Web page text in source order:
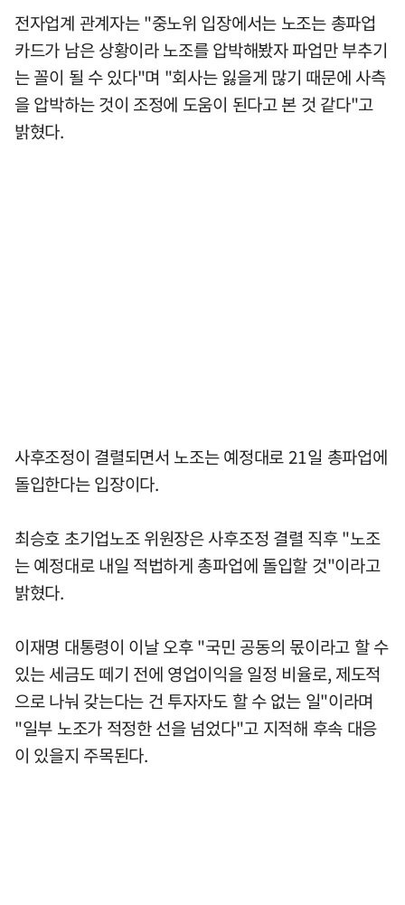
전자업계 관계자는 "중노위 입장에서는 노조는 총파업
카드가 남은 상황이라 노조를 압박해봤자 파업만 부추기
는 꼴이 될 수 있다"며 "회사는 잃을게 많기 때문에 사측
을 압박하는 것이 조정에 도움이 된다고 본 것 같다"고
밝혔다.
사후조정이 결렬되면서 노조는 예정대로 21일 총파업에
돌입한다는 입장이다.
최승호 초기업노조 위원장은 사후조정 결렬 직후 "노조
는 예정대로 내일 적법하게 총파업에 돌입할 것"이라고
밝혔다.
이재명 대통령이 이날 오후 "국민 공동의 몫이라고 할 수
있는 세금도 떼기 전에 영업이익을 일정 비율로, 제도적
으로 나눠 갖는다는 건 투자자도 할 수 없는 일"이라며
"일부 노조가 적정한 선을 넘었다"고 지적해 후속 대응
이 있을지 주목된다.